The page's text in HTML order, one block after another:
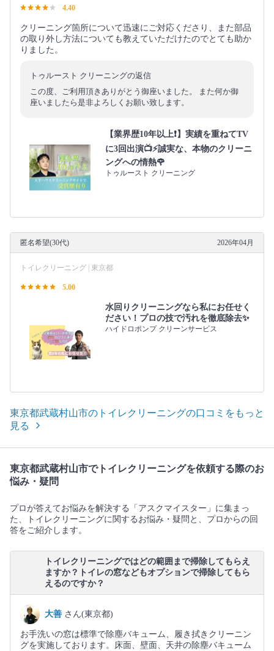
4.40
クリーニング箇所について迅速にご対応くださり、また部品
の取り外し方法についても教えていただけたのでとても助か
りました。
トゥルースト クリーニングの返信
この度、ご利用頂きありがとう御座いました。 また何か御
座いましたら是非よろしくお願い致します。
【業界歴10年以上❗️】実績を重ねてTV
に3回出演📺⚡️誠実な、本物のクリーニ
ングへの情熱🌹
トゥルースト クリーニング
匿名希望(30代) 2026年04月
トイレクリーニング | 東京都
5.00
水回りクリーニングなら私にお任せく
ださい！プロの技で汚れを徹底除去✨
ハイドロポンプ クリーンサービス
東京都武蔵村山市のトイレクリーニングの口コミをもっと
見る
東京都武蔵村山市でトイレクリーニングを依頼する際のお
悩み・疑問
プロが答えてお悩みを解決する「アスクマイスター」に集まっ
た、トイレクリーニングに関するお悩み・疑問と、プロからの回
答をご紹介します。
トイレクリーニングではどの範囲まで掃除してもらえ
ますか？トイレの窓などもオプションで掃除してもら
えるのですか？
大善 さん(東京都)
お手洗いの窓は標準で除塵バキューム、履き拭きクリーニン
グを実施しております。床面、壁面、天井の除塵バキューム